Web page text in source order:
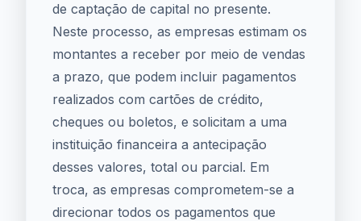
de captação de capital no presente.
Neste processo, as empresas estimam os
montantes a receber por meio de vendas
a prazo, que podem incluir pagamentos
realizados com cartões de crédito,
cheques ou boletos, e solicitam a uma
instituição financeira a antecipação
desses valores, total ou parcial. Em
troca, as empresas comprometem-se a
direcionar todos os pagamentos que